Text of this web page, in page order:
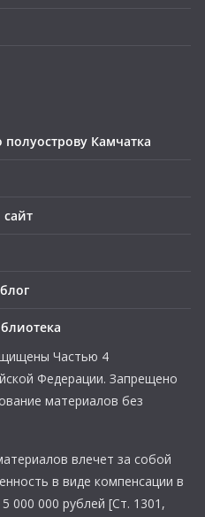
Камчатка
Частью 4
Федерации. Запрещено
материалов без
влечет за собой
в виде компенсации в
000 000 рублей [Ст. 1301,